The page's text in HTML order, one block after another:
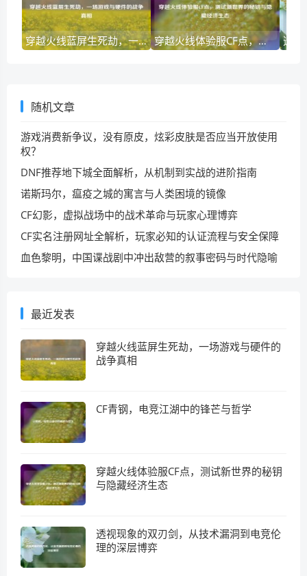
穿越火线蓝屏生死劫，一场游戏与硬件的战争真相 穿越火线体验服CF点，测试新世界的秘钥与隐藏经济生态
随机文章
游戏消费新争议，没有原皮，炫彩皮肤是否应当开放使用
权？
DNF推荐地下城全面解析，从机制到实战的进阶指南
诺斯玛尔，瘟疫之城的寓言与人类困境的镜像
CF幻影，虚拟战场中的战术革命与玩家心理博弈
CF实名注册网址全解析，玩家必知的认证流程与安全保障
血色黎明，中国谍战剧中冲出敌营的叙事密码与时代隐喻
最近发表
穿越火线蓝屏生死劫，一场游戏与硬件的
战争真相
CF青钢，电竞江湖中的锋芒与哲学
穿越火线体验服CF点，测试新世界的秘钥
与隐藏经济生态
透视现象的双刃剑，从技术漏洞到电竞伦
理的深层博弈